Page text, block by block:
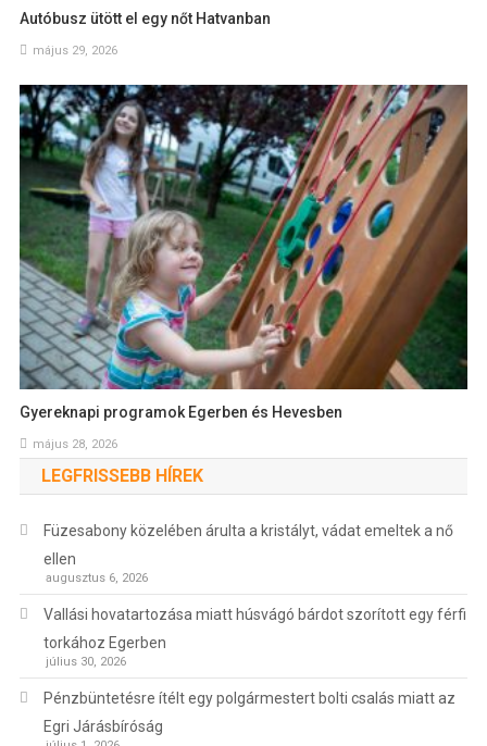
Autóbusz ütött el egy nőt Hatvanban
május 29, 2026
Gyereknapi programok Egerben és Hevesben
május 28, 2026
LEGFRISSEBB HÍREK
Füzesabony közelében árulta a kristályt, vádat emeltek a nő
ellen
augusztus 6, 2026
Vallási hovatartozása miatt húsvágó bárdot szorított egy férfi
torkához Egerben
július 30, 2026
Pénzbüntetésre ítélt egy polgármestert bolti csalás miatt az
Egri Járásbíróság